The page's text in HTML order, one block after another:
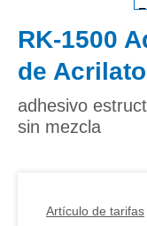
RK-1500
de Acrilato
adhesivo
sin mezcla
Artículo de tarifas